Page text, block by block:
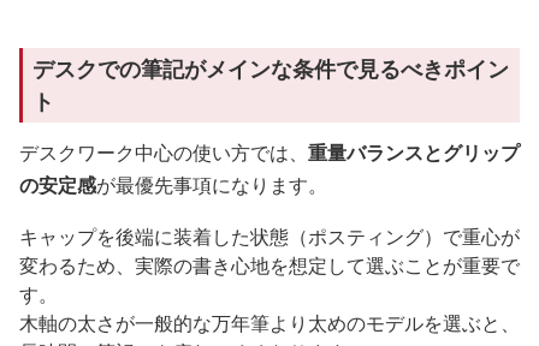
デスクでの筆記がメインな条件で見るべきポイン
ト
デスクワーク中心の使い方では、 重量バランスとグリップ
の安定感が最優先事項になります。
キャップを後端に装着した状態（ポスティング）で重心が
変わるため、実際の書き心地を想定して選ぶことが重要で
す。
木軸の太さが一般的な万年筆より太めのモデルを選ぶと、